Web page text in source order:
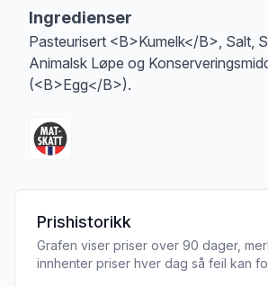
Ingredienser
Pasteurisert <B>Kumelk</B>, Salt,
Animalsk Løpe og
(<B>Egg</B>).
Prishistorikk
Grafen viser priser over 90 dager,
innhenter priser hver dag så feil kan